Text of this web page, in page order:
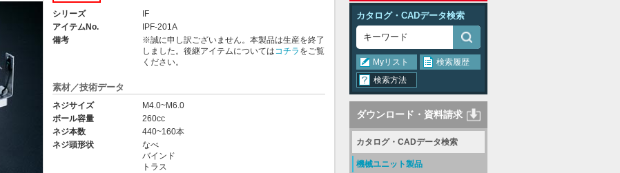
シリーズ
IF
アイテムNo.
IPF-201A
備考
※誠に申し訳ございません。本製品は生産を終了
しました。後継アイテムについてはコチラ をご覧
ください。
素材／技術データ
ネジサイズ
M4.0~M6.0
ボール容量
260cc
ネジ本数
440~160本
ネジ頭形状
なべ
バインド
トラス
カタログ・CADデータ検索
Myリスト
検索履歴
検索方法
ダウンロード・資料請求
カタログ・CADデータ検索
機械ユニット製品